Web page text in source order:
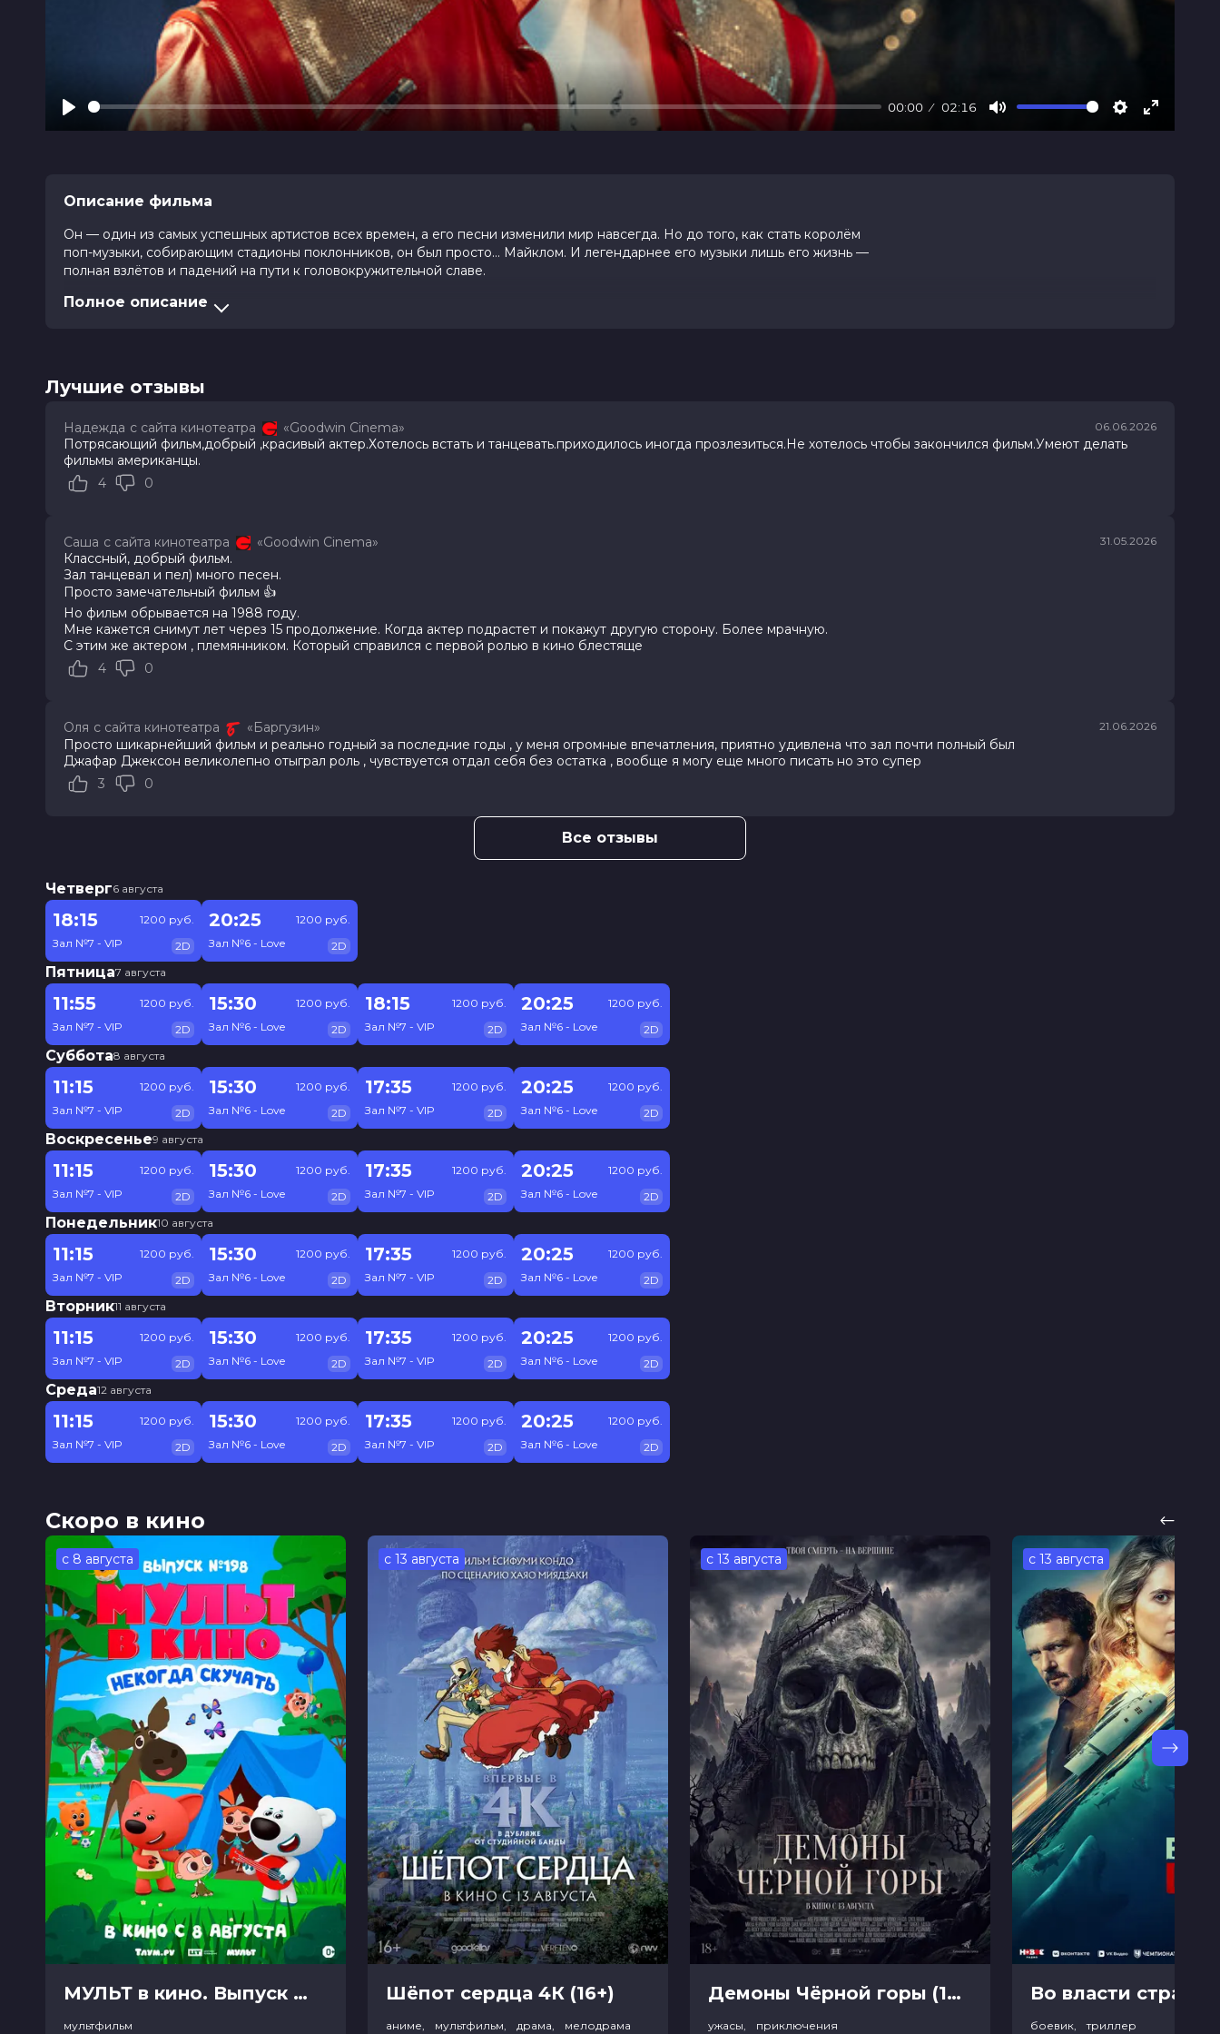
Play
00:00 02:16
Mute Settings
Enter
Описание фильма
Он — один из самых успешных артистов всех времен, а его песни изменили мир навсегда. Но до того, как стать королём
поп-музыки, собирающим стадионы поклонников, он был просто… Майклом. И легендарнее его музыки лишь его жизнь —
полная взлётов и падений на пути к головокружительной славе.
Оценка 7.8 / 10 (161 895 голосов)
Режиссер
Антуан Фукуа
Теллер, Кендрик Сэмпсон, Кэт Грэм, Лора Хэрриер, Лоренц Тейт, Дерек
Люк
Продюсеры
Джон Бранка, Грэм Кинг, Джон МакКлейн
Сценаристы
Жанр
Меморандум
до 3 июня
Полное описание
Лучшие отзывы
Надежда с сайта кинотеатра «Goodwin Cinema» 06.06.2026
Потрясающий фильм,добрый ,красивый актер.Хотелось встать и танцевать.приходилось иногда прозлезиться.Не хотелось чтобы закончился фильм.Умеют делать
фильмы американцы.
4
0
Саша с сайта кинотеатра «Goodwin Cinema» 31.05.2026
Классный, добрый фильм.
Зал танцевал и пел) много песен.
Просто замечательный фильм 👍
Но фильм обрывается на 1988 году.
Мне кажется снимут лет через 15 продолжение. Когда актер подрастет и покажут другую сторону. Более мрачную.
С этим же актером , племянником. Который справился с первой ролью в кино блестяще
4
0
Оля с сайта кинотеатра «Баргузин» 21.06.2026
Просто шикарнейший фильм и реально годный за последние годы , у меня огромные впечатления, приятно удивлена что зал почти полный был
Джафар Джексон великолепно отыграл роль , чувствуется отдал себя без остатка , вообще я могу еще много писать но это супер
3
0
Все отзывы
Четверг6 августа
18:15
Зал №7 - VIP
1200 руб.
2D
20:25
Зал №6 - Love
1200 руб.
2D
Пятница7 августа
11:55
Зал №7 - VIP
1200 руб.
2D
15:30
Зал №6 - Love
1200 руб.
2D
18:15
Зал №7 - VIP
1200 руб.
2D
20:25
Зал №6 - Love
1200 руб.
2D
Суббота8 августа
11:15
Зал №7 - VIP
1200 руб.
2D
15:30
Зал №6 - Love
1200 руб.
2D
17:35
Зал №7 - VIP
1200 руб.
2D
20:25
Зал №6 - Love
1200 руб.
2D
Воскресенье9 августа
11:15
Зал №7 - VIP
1200 руб.
2D
15:30
Зал №6 - Love
1200 руб.
2D
17:35
Зал №7 - VIP
1200 руб.
2D
20:25
Зал №6 - Love
1200 руб.
2D
Понедельник10 августа
11:15
Зал №7 - VIP
1200 руб.
2D
15:30
Зал №6 - Love
1200 руб.
2D
17:35
Зал №7 - VIP
1200 руб.
2D
20:25
Зал №6 - Love
1200 руб.
2D
Вторник11 августа
11:15
Зал №7 - VIP
1200 руб.
2D
15:30
Зал №6 - Love
1200 руб.
2D
17:35
Зал №7 - VIP
1200 руб.
2D
20:25
Зал №6 - Love
1200 руб.
2D
Среда12 августа
11:15
Зал №7 - VIP
1200 руб.
2D
15:30
Зал №6 - Love
1200 руб.
2D
17:35
Зал №7 - VIP
1200 руб.
2D
20:25
Зал №6 - Love
1200 руб.
2D
Скоро в кино
с 8 августа
МУЛЬТ в кино. Выпуск №198. Некогда скучать (0+)
мультфильм
с 13 августа
Шёпот сердца 4К (16+)
аниме, мультфильм, драма, мелодрама
с 13 августа
Демоны Чёрной горы (18+)
ужасы, приключения
с 13 августа
Во власти страха
боевик, триллер